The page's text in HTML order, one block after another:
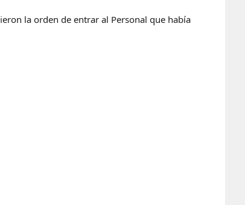
la orden de entrar al Personal que había